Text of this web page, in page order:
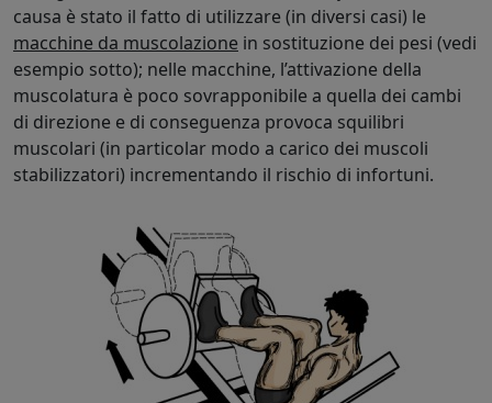
causa è stato il fatto di utilizzare (in diversi casi) le
macchine da muscolazione in sostituzione dei pesi (vedi
esempio sotto); nelle macchine, l’attivazione della
muscolatura è poco sovrapponibile a quella dei cambi
di direzione e di conseguenza provoca squilibri
muscolari (in particolar modo a carico dei muscoli
stabilizzatori) incrementando il rischio di infortuni.